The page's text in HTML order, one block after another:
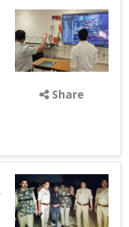
Share